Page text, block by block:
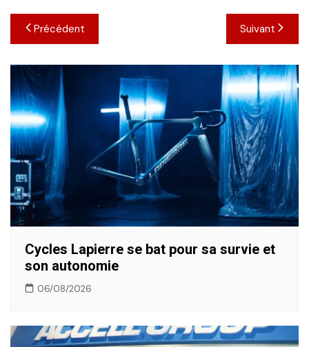
Navigation
de
l’article
Précédent Suivant
Cycles Lapierre se bat pour sa survie et
son autonomie
06/08/2026